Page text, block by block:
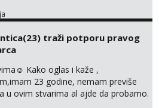
mjesečnog druženja . Čekam te
da im netko šalje moje fotke/videa
oglase s mojim slikama. Moj
dominaciju je isključvo ov...
traži potporu pravog
Kako oglas i kaže ,
23 godine, nemam previše
u ovim stvarima al ajde da probamo.